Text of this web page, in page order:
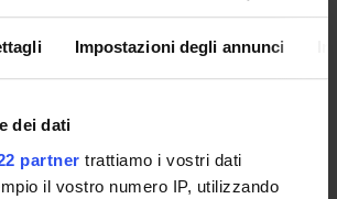
Impostazioni degli annunci
dei dati
partner trattiamo i vostri dati
il vostro numero IP, utilizzando
di governo